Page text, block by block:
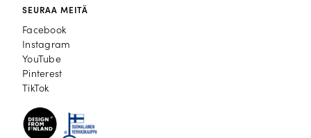
SEURAA MEITÄ
Facebook
Facebook
Instagram
Instagram
YouTube
YouTube
Pinterest
Pinterest
TikTok
TikTok